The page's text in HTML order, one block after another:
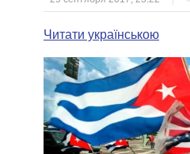
ОБЗОРЫ
ДАЙДЖЕСТЫ
ПРЕЗИДЕНТ И ОФИС
ВЕРХОВНАЯ РАДА
ГЛАВЫ
МЭРЫ
ВСЕ ПЕРСОНЫ
Читати українською